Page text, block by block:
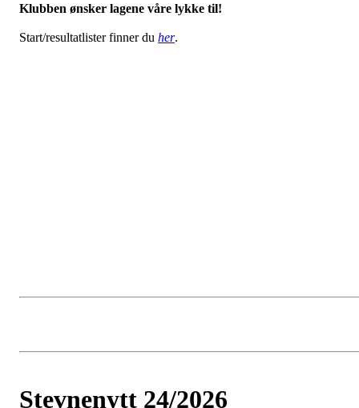
Klubben ønsker lagene våre lykke til!
Start/resultatlister finner du her.
Stevnenytt 24/2026